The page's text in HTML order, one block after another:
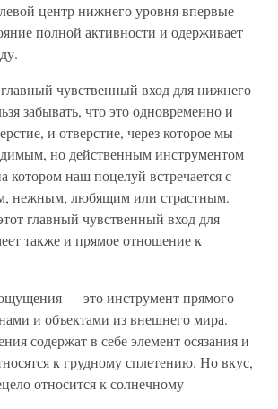
центр нижнего уровня впервые
полной активности и одерживает
чувственный вход для нижнего
забывать, что это одновременно и
и отверстие, через которое мы
но действенным инструментом
котором наш поцелуй встречается с
нежным, любящим или страстным.
главный чувственный вход для
также и прямое отношение к
— это инструмент прямого
и объектами из внешнего мира.
содержат в себе элемент осязания и
к грудному сплетению. Но вкус,
относится к солнечному